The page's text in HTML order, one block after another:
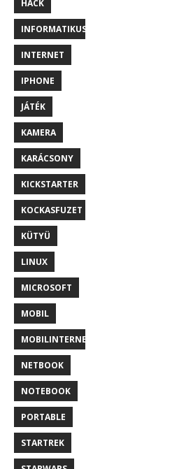
HACK
INFORMATIKUS
INTERNET
IPHONE
JÁTÉK
KAMERA
KARÁCSONY
KICKSTARTER
KOCKASFUZET
KÜTYÜ
LINUX
MICROSOFT
MOBIL
MOBILINTERNET
NETBOOK
NOTEBOOK
PORTABLE
STARTREK